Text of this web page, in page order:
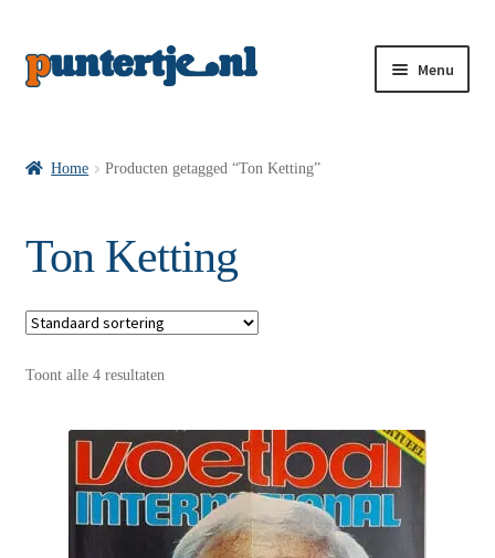
Menu
VI’s met Posters
Wie is puntertje
Home Producten getagged “Ton Ketting”
Ton Ketting
Toont alle 4 resultaten